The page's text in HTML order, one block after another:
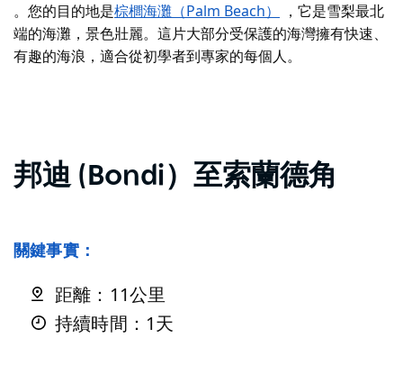
。您的目的地是棕櫚海灘（Palm Beach）
，它是雪梨最北
端的海灘，景色壯麗。這片大部分受保護的海灣擁有快速、
有趣的海浪，適合從初學者到專家的每個人。
邦迪 (Bondi）至索蘭德角
關鍵事實：
距離：11公里
持續時間：1天